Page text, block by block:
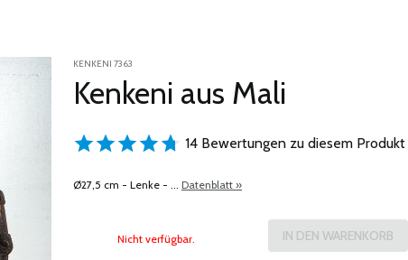
KENKENI 7363
Kenkeni aus Mali
14 Bewertungen zu diesem
Ø27,5 cm - Lenke - ... Datenblatt »
Nicht verfügbar.